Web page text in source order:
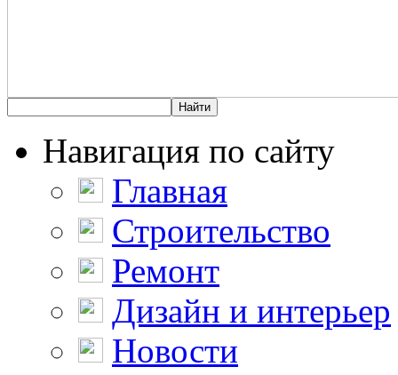
Навигация по сайту
Главная
Строительство
Ремонт
Дизайн и интерьер
Новости